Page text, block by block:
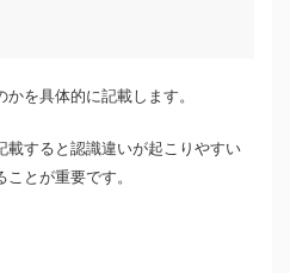
を具体的に記載します。
載すると認識違いが起こりやすい
とが重要です。